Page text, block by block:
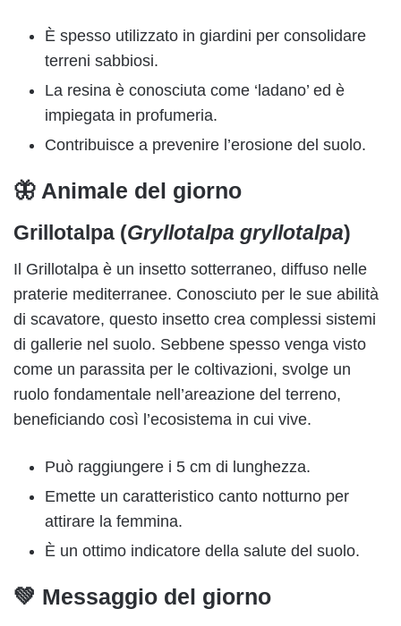
È spesso utilizzato in giardini per consolidare
terreni sabbiosi.
La resina è conosciuta come ‘ladano’ ed è
impiegata in profumeria.
Contribuisce a prevenire l’erosione del suolo.
🦋 Animale del giorno
Grillotalpa (Gryllotalpa gryllotalpa)
Il Grillotalpa è un insetto sotterraneo, diffuso nelle
praterie mediterranee. Conosciuto per le sue abilità
di scavatore, questo insetto crea complessi sistemi
di gallerie nel suolo. Sebbene spesso venga visto
come un parassita per le coltivazioni, svolge un
ruolo fondamentale nell’areazione del terreno,
beneficiando così l’ecosistema in cui vive.
Può raggiungere i 5 cm di lunghezza.
Emette un caratteristico canto notturno per
attirare la femmina.
È un ottimo indicatore della salute del suolo.
💚 Messaggio del giorno